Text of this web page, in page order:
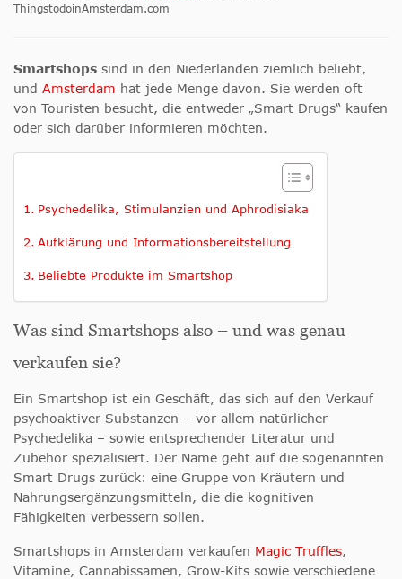
ThingstodoinAmsterdam.com
Smartshops sind in den Niederlanden ziemlich beliebt,
und Amsterdam hat jede Menge davon. Sie werden oft
von Touristen besucht, die entweder „Smart Drugs“ kaufen
oder sich darüber informieren möchten.
Psychedelika, Stimulanzien und Aphrodisiaka
Aufklärung und Informationsbereitstellung
Beliebte Produkte im Smartshop
Was sind Smartshops also – und was genau
verkaufen sie?
Ein Smartshop ist ein Geschäft, das sich auf den Verkauf
psychoaktiver Substanzen – vor allem natürlicher
Psychedelika – sowie entsprechender Literatur und
Zubehör spezialisiert. Der Name geht auf die sogenannten
Smart Drugs zurück: eine Gruppe von Kräutern und
Nahrungsergänzungsmitteln, die die kognitiven
Fähigkeiten verbessern sollen.
Smartshops in Amsterdam verkaufen Magic Truffles,
Vitamine, Cannabissamen, Grow-Kits sowie verschiedene